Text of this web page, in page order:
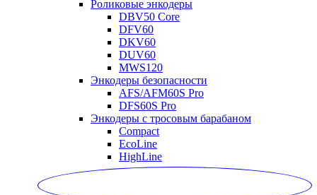
Роликовые энкодеры
DBV50 Core
DFV60
DKV60
DUV60
MWS120
Энкодеры безопасности
AFS/AFM60S Pro
DFS60S Pro
Энкодеры с тросовым барабаном
Compact
EcoLine
HighLine